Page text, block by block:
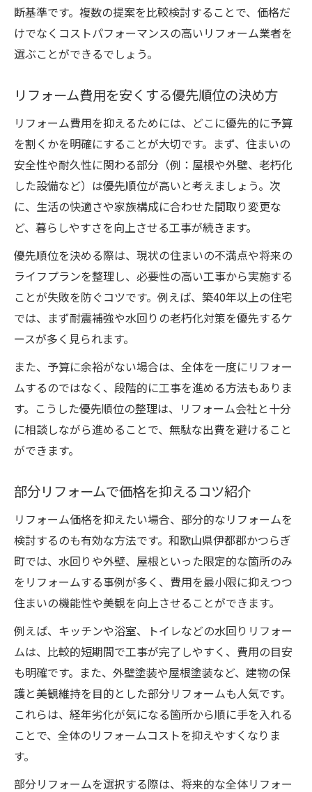
リフォーム費用を抑えるスケジュール調整
見積もり比較で無駄な費用を省く方法
リフォーム計画に必要な準備と注意点
断基準です。複数の提案を比較検討することで、価格だ
けでなくコストパフォーマンスの高いリフォーム業者を
選ぶことができるでしょう。
リフォーム費用を安くする優先順位の決め方
リフォーム費用を抑えるためには、どこに優先的に予算
を割くかを明確にすることが大切です。まず、住まいの
安全性や耐久性に関わる部分（例：屋根や外壁、老朽化
した設備など）は優先順位が高いと考えましょう。次
に、生活の快適さや家族構成に合わせた間取り変更な
ど、暮らしやすさを向上させる工事が続きます。
優先順位を決める際は、現状の住まいの不満点や将来の
ライフプランを整理し、必要性の高い工事から実施する
ことが失敗を防ぐコツです。例えば、築40年以上の住宅
では、まず耐震補強や水回りの老朽化対策を優先するケ
ースが多く見られます。
また、予算に余裕がない場合は、全体を一度にリフォー
ムするのではなく、段階的に工事を進める方法もありま
す。こうした優先順位の整理は、リフォーム会社と十分
に相談しながら進めることで、無駄な出費を避けること
ができます。
部分リフォームで価格を抑えるコツ紹介
リフォーム価格を抑えたい場合、部分的なリフォームを
検討するのも有効な方法です。和歌山県伊都郡かつらぎ
町では、水回りや外壁、屋根といった限定的な箇所のみ
をリフォームする事例が多く、費用を最小限に抑えつつ
住まいの機能性や美観を向上させることができます。
例えば、キッチンや浴室、トイレなどの水回りリフォー
ムは、比較的短期間で工事が完了しやすく、費用の目安
も明確です。また、外壁塗装や屋根塗装など、建物の保
護と美観維持を目的とした部分リフォームも人気です。
これらは、経年劣化が気になる箇所から順に手を入れる
ことで、全体のリフォームコストを抑えやすくなりま
す。
部分リフォームを選択する際は、将来的な全体リフォー